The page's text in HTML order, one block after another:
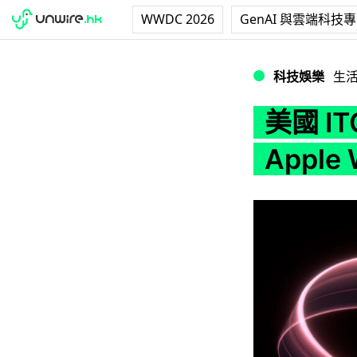
WWDC 2026 GenAI 與雲端科技
科技娛樂 生
美國
Apple